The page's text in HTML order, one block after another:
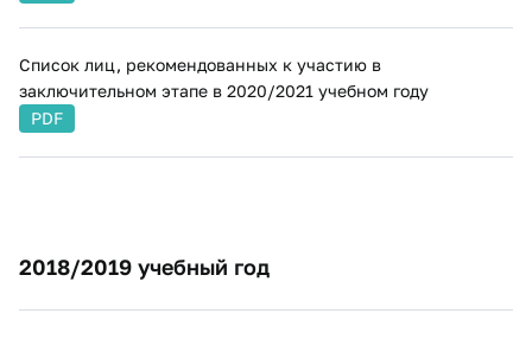
Список лиц, рекомендованных к участию в
заключительном этапе в 2020/2021 учебном году
PDF
​​2018/2019 учебный год